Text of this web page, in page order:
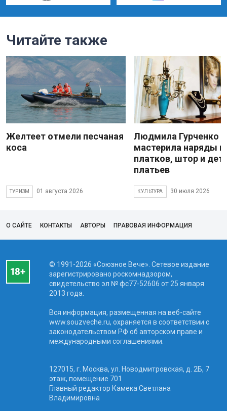
Читайте также
Желтеет отмели песчаная
коса
ТУРИЗМ 01 августа 2026
Людмила Гурченко
мастерила наряды
платков, штор и
платьев
КУЛЬТУРА 30 июля 2026
О САЙТЕ КОНТАКТЫ АВТОРЫ ПРАВОВАЯ ИНФОРМАЦИЯ
© 1991-2026 «Союзное Вече». Сетевое издание
зарегистрировано роскомнадзором,
свидетельство эл № фc77-52606 от 25 января
2013 года.
Вся информация, размещенная на веб-сайте
www.souzveche.ru, охраняется в соответствии с
законодательством РФ об авторском праве и
международными соглашениями.
127015, г. Москва, ул. Новодмитровская, д. 2Б, 7
этаж, помещение 701
Главный редактор Камека Светлана
Владимировна